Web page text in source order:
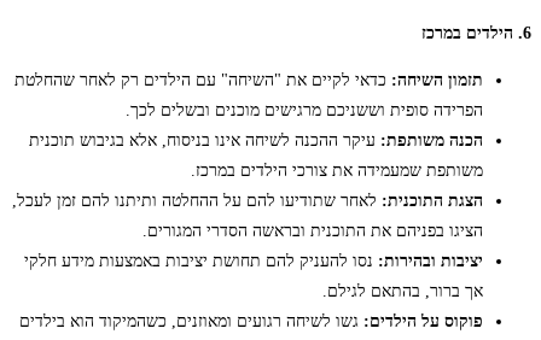
6. הילדים במרכז
תזמון השיחה: כדאי לקיים את "השיחה" עם הילדים רק לאחר שהחלטת
הפרידה סופית וששניכם מרגישים מוכנים ובשלים לכך.
הכנה משותפת: עיקר ההכנה לשיחה אינו בניסוח, אלא בגיבוש תוכנית
משותפת שמעמידה את צורכי הילדים במרכז.
הצגת התוכנית: לאחר שתודיעו להם על ההחלטה ותיתנו להם זמן לעכל,
הציגו בפניהם את התוכנית ובראשה הסדרי המגורים.
יציבות ובהירות: נסו להעניק להם תחושת יציבות באמצעות מידע חלקי
אך ברור, בהתאם לגילם.
פוקוס על הילדים: גשו לשיחה רגועים ומאוזנים, כשהמיקוד הוא בילדים